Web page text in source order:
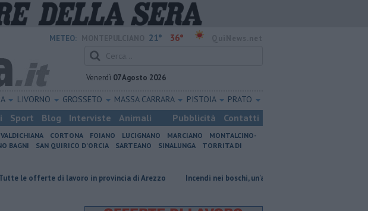
METEO: 21° 36°
Venerdì 07 Agosto 2026
LIVORNO GROSSETO MASSA CARRARA PISTOIA PRATO
Sport Blog Interviste Animali Pubblicità Contatti
CORTONA FOIANO LUCIGNANO MARCIANO
MONTALCINO-
BAGNI SAN QUIRICO D'ORCIA SARTEANO SINALUNGA
TORRITA DI
di lavoro in provincia di Arezzo Incendi nei boschi, un'altra giornata di fuoco